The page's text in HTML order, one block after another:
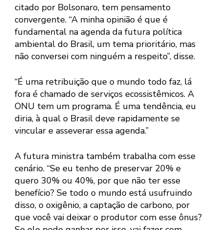
citado por Bolsonaro, tem pensamento
convergente. “A minha opinião é que é
fundamental na agenda da futura política
ambiental do Brasil, um tema prioritário, mas
não conversei com ninguém a respeito”, disse.
“É uma retribuição que o mundo todo faz, lá
fora é chamado de serviços ecossistêmicos. A
ONU tem um programa. É uma tendência, eu
diria, à qual o Brasil deve rapidamente se
vincular e asseverar essa agenda.”
A futura ministra também trabalha com esse
cenário. “Se eu tenho de preservar 20% e
quero 30% ou 40%, por que não ter esse
benefício? Se todo o mundo está usufruindo
disso, o oxigênio, a captação de carbono, por
que você vai deixar o produtor com esse ônus?